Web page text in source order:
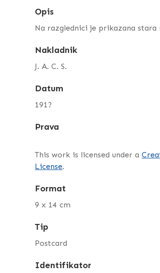
Opis
Na razglednici je prikazana stara
Nakladnik
J. A. C. S.
Datum
191?
Prava
This work is licensed under a
License.
Format
9 x 14 cm
Tip
Postcard
Identifikator